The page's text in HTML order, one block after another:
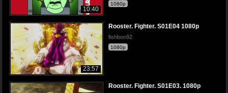
10:40
1080p
23:57
Rooster. Fighter. S01E04 1080p
fishbon92
1080p
Rooster. Fighter. S01E03. 1080p